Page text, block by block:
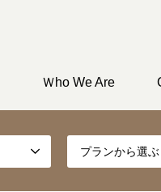
Ｗho We Are
プランから選ぶ